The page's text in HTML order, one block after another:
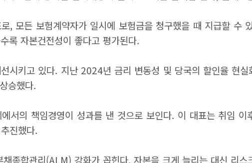
, 모든 보험계약자가 일시에 보험금을 청구했을 때 지급할 수
록 자본건전성이 좋다고 평가된다.
시키고 있다. 지난 2024년 금리 변동성 및 당국의 할인율 현
승했다.
서의 책임경영이 성과를 낸 것으로 보인다. 이 대표는 취임
진했다.
종합관리(ALM) 강화가 꼽힌다. 자본을 크게 늘리는 대신 리